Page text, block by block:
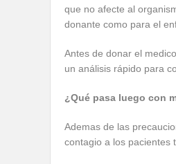
que no afecte al
donante como para el
Antes de donar el
un análisis rápido para
¿Qué pasa luego con
Ademas de las
contagio a los pacientes